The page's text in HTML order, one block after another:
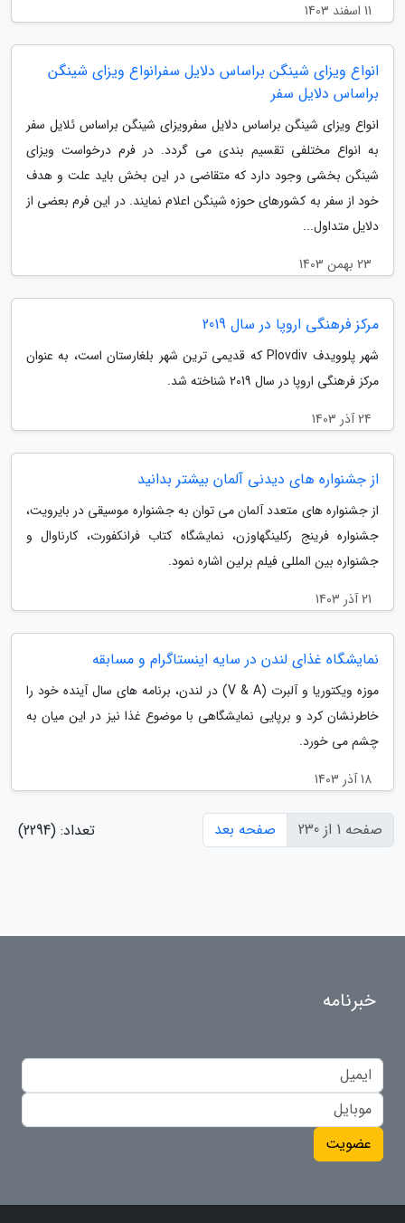
11 اسفند 1403
انواع ویزای شینگن براساس دلایل سفرانواع ویزای شینگن
براساس دلایل سفر
انواع ویزای شینگن براساس دلایل سفرویزای شینگن براساس ئلایل سفر
به انواع مختلفی تقسیم بندی می گردد. در فرم درخواست ویزای
شینگن بخشی وجود دارد که متقاضی در این بخش باید علت و هدف
خود از سفر به کشورهای حوزه شینگن اعلام نمایند. در این فرم بعضی از
دلایل متداول...
23 بهمن 1403
مرکز فرهنگی اروپا در سال 2019
شهر پلوویدف Plovdiv که قدیمی ترین شهر بلغارستان است، به عنوان
مرکز فرهنگی اروپا در سال 2019 شناخته شد.
24 آذر 1403
از جشنواره های دیدنی آلمان بیشتر بدانید
از جشنواره های متعدد آلمان می توان به جشنواره موسیقی در بایرویت،
جشنواره فرینج رکلینگهاوزن، نمایشگاه کتاب فرانکفورت، کارناوال و
جشنواره بین المللی فیلم برلین اشاره نمود.
21 آذر 1403
نمایشگاه غذای لندن در سایه اینستاگرام و مسابقه
موزه ویکتوریا و آلبرت (V & A) در لندن، برنامه های سال آینده خود را
خاطرنشان کرد و برپایی نمایشگاهی با موضوع غذا نیز در این میان به
چشم می خورد.
18 آذر 1403
صفحه 1 از 230 صفحه بعد تعداد: (2294)
خبرنامه
عضویت